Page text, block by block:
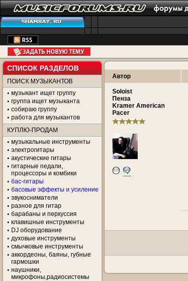
СПИСОК РАЗДЕЛОВ
ПОИСК МУЗЫКАНТОВ
музыкант ищет группу
группа ищет музыканта
собираю группу
работа для музыкантов
КУПЛЮ-ПРОДАМ
музыкальные инструменты
электрогитары
акустические гитары
гитарные педали,
процессоры и комбики
бас-гитары
басовые эффекты и усиление
звукосниматели
разное для гитар
барабаны и перкуссия
клавишные инструменты
DJ оборудование
духовые инструменты
смычковые инструменты
аккордеоны, баяны, губные
гармошки
наушники,
микрофоны,радиосистемы
Автор
Soloist
Пенза
Kramer American
Pacer